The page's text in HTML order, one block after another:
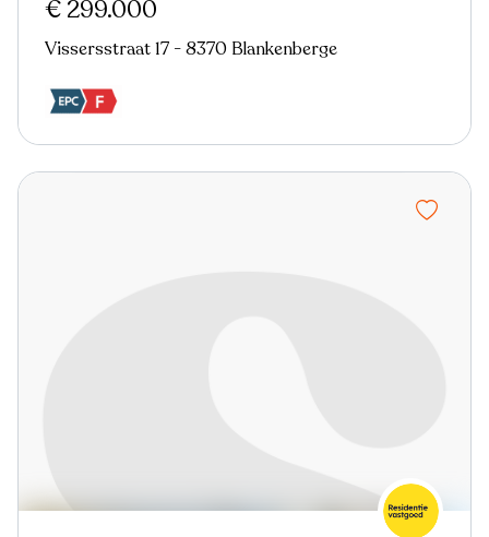
€ 299.000
Vissersstraat 17 - 8370 Blankenberge